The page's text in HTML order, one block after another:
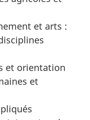
et arts :
et orientation
et